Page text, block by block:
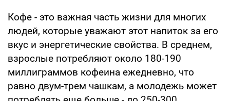
Кофе - это важная часть жизни для многих
людей, которые уважают этот напиток за его
вкус и энергетические свойства. В среднем,
взрослые потребляют около 180-190
миллиграммов кофеина ежедневно, что
равно двум-трем чашкам, а молодежь может